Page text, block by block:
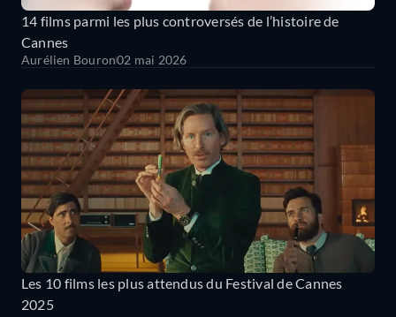
14 films parmi les plus controversés de l’histoire de
Cannes
Aurélien Bouron02 mai 2026
Les 10 films les plus attendus du Festival de Cannes
2025